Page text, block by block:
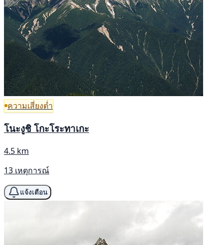
ความเสี่ยงต่ำ
โนะงูชิ โกะโระทาเกะ
4.5 km
13 เหตุการณ์
แจ้งเตือน